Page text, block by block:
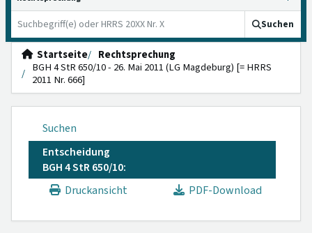
Suchen
Startseite
Rechtsprechung
BGH 4 StR 650/10 - 26. Mai 2011 (LG Magdeburg) [= HRRS
2011 Nr. 666]
Suchen
Entscheidung
BGH 4 StR 650/10:
Druckansicht
PDF-Download